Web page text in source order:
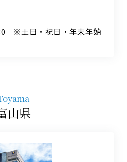
※土日・祝日・年末年始
山県